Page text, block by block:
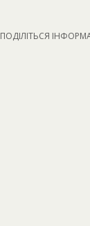
ПОДІЛІТЬСЯ